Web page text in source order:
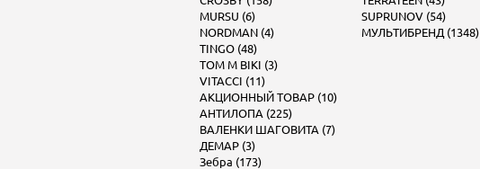
MURSU (6)
NORDMAN (4)
TINGO (48)
TOM M BIKI (3)
VITACCI (11)
АКЦИОННЫЙ ТОВАР (10)
АНТИЛОПА (225)
ВАЛЕНКИ ШАГОВИТА (7)
ДЕМАР (3)
Зебра (173)
SUPRUNOV (54)
МУЛЬТИБРЕНД (1348)